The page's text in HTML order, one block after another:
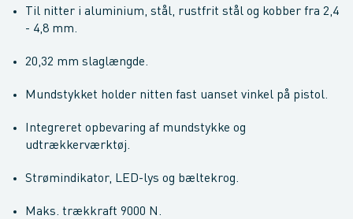
Til nitter i aluminium, stål, rustfrit stål og kobber fra 2,4
- 4,8 mm.
20,32 mm slaglængde.
Mundstykket holder nitten fast uanset vinkel på pistol.
Integreret opbevaring af mundstykke og
udtrækkerværktøj.
Strømindikator, LED-lys og bæltekrog.
Maks. trækkraft 9000 N.